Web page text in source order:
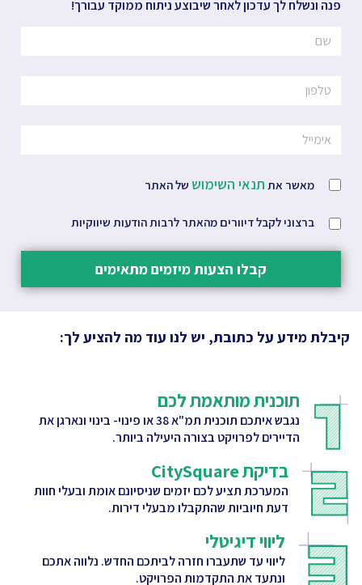
פנה ונשלח לך עדכון לאחר שיבוצע ניתוח ממוקד עבורך!
מאשר את תנאי השימוש של האתר
ברצוני לקבל דיוורים מהאתר לרבות הודעות שיווקיות
קבלו הצעות מיזמים מתאימים
קיבלת מידע על כתובת, יש לנו עוד מה להציע לך:
תוכנית מותאמת לכם
נגבש איתכם תוכנית תמ"א 38 או פינוי- בינוי ונארגן את
הדיירים לפרויקט בצורה היעילה ביותר.
בדיקת CitySquare
המערכת תציע לכם יזמים שניסיונם אומת ובעלי חוות
דעת חיוביות שהתקבלו מבעלי דירות.
ליווי דיגיטלי
ליווי עד שתעברו חזרה לביתכם החדש. נלווה אתכם
ונתעד את התקדמות הפרויקט.